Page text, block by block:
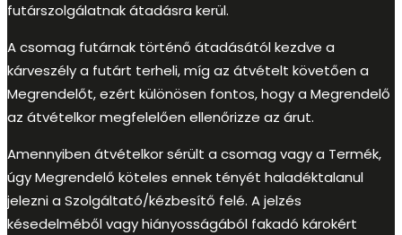
futárszolgálatnak átadásra kerül.
A csomag futárnak történő átadásától kezdve a
kárveszély a futárt terheli, míg az átvételt követően a
Megrendelőt, ezért különösen fontos, hogy a Megrendelő
az átvételkor megfelelően ellenőrizze az árut.
Amennyiben átvételkor sérült a csomag vagy a Termék,
úgy Megrendelő köteles ennek tényét haladéktalanul
jelezni a Szolgáltató/kézbesítő felé. A jelzés
késedelméből vagy hiányosságából fakadó károkért